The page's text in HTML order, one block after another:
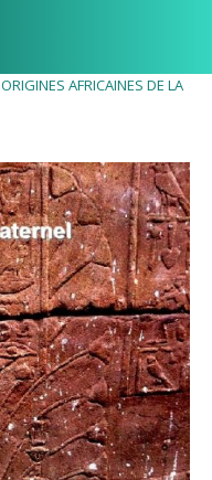
ORIGINES AFRICAINES DE LA